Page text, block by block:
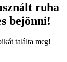
ruha
bejönni!
találta meg!